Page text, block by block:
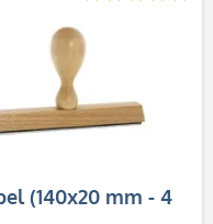
(140x20 mm - 4